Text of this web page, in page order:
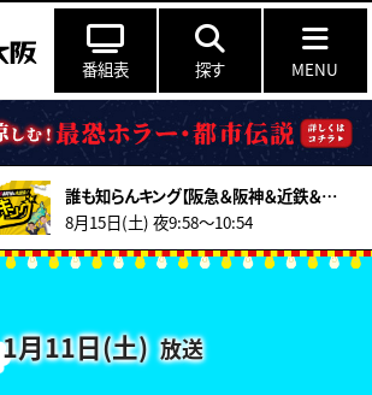
番組表 探す MENU
誰も知らんキング【阪急＆阪神＆近鉄＆南海＆メトロ…鉄道ミステリー2026夏】
8月15日(土) 夜9:58～10:54
1月11日(土)放送